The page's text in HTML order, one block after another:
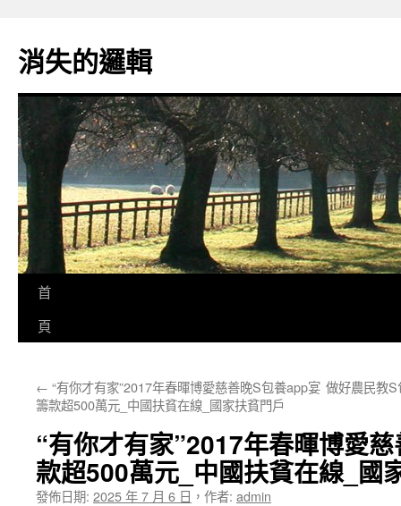
主
要
消失的邏輯
首
頁
← “有你才有家”2017年春暉博愛慈善晚S包養app宴
籌款超500萬元_中國扶貧在線_國家扶貧門戶
做好農民教
“有你才有家”2017年春暉博愛
款超500萬元_中國扶貧在線_國
發佈日期: 2025 年 7 月 6 日 ， 作者: admin